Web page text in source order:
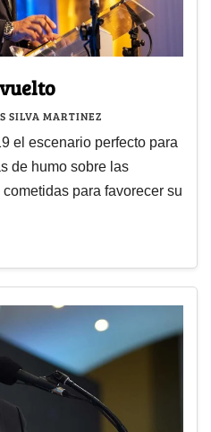
SILVA MARTINEZ
el escenario perfecto para
de humo sobre las
para favorecer su